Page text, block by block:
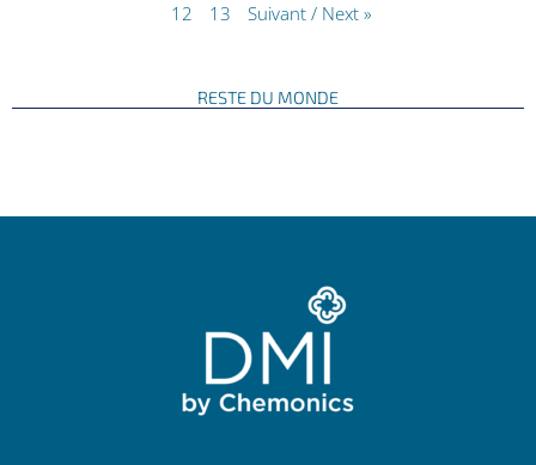
12 13 Suivant / Next »
RESTE DU MONDE